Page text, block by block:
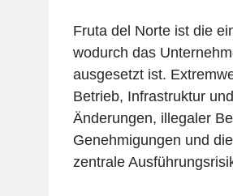
Fruta del Norte ist die
wodurch das
ausgesetzt ist.
Betrieb, Infrastruktur
Änderungen, illegaler
Genehmigungen und
zentrale